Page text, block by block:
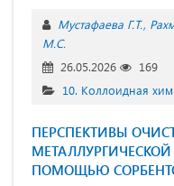
Мустафаева Г.Т.
М.С.
26.05.2026
169
10. Коллоидная
ПЕРСПЕКТИВЫ
ПОМОЩЬЮ